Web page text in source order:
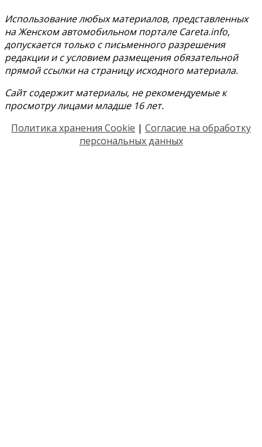
Использование любых материалов, представленных
на Женском автомобильном портале Careta.info,
допускается только с письменного разрешения
редакции и с условием размещения обязательной
прямой ссылки на страницу исходного материала.
Сайт содержит материалы, не рекомендуемые к
просмотру лицами младше 16 лет.
Политика хранения Cookie | Согласие на обработку
персональных данных